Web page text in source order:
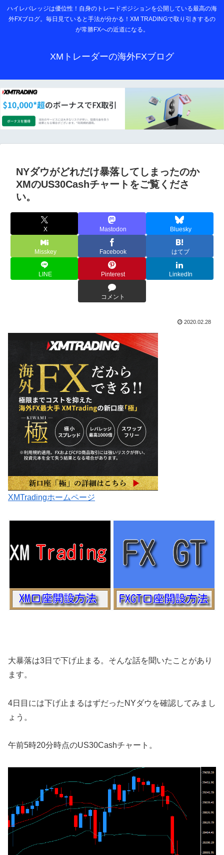
ハイレバレッジは優位性！自身のトレードポジションを公開している最高の海
外FXブログ。毎日見ていると手法が分かる！XM TRADINGで取り引きするの
が常勝FXへの近道になる。
XMトレーダーの海外FXブログ
NYダウがどれだけ暴落してしまったのか
XMのUS30Cashチャートをご覧くださ
い。
X Mastodon Bluesky
Misskey Facebook はてブ
LINE Pinterest LinkedIn
コメント
2020.02.28
XMTradingホームページ
大暴落は3日で下げ止まる。そんな話を聞いたことがあり
ます。
4日目には下げ止まるはずだったNYダウを確認してみまし
ょう。
午前5時20分時点のUS30Cashチャート。